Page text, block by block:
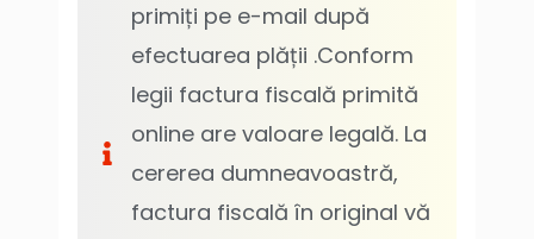
primiți pe e-mail după
efectuarea plății .Conform
legii factura fiscală primită
online are valoare legală. La
cererea dumneavoastră,
factura fiscală în original vă